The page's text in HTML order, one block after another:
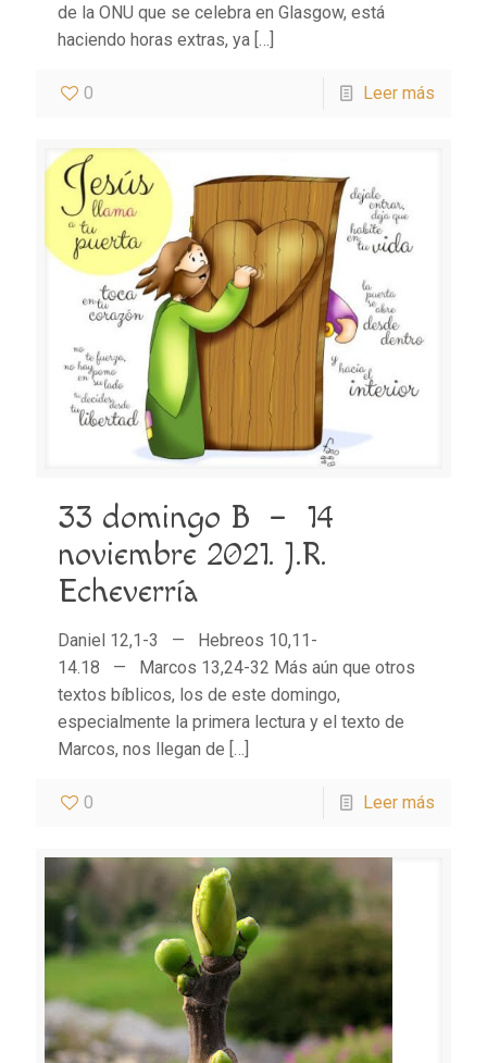
de la ONU que se celebra en Glasgow, está
haciendo horas extras, ya […]
0 Leer más
33 domingo B – 14
noviembre 2021. J.R.
Echeverría
Daniel 12,1-3 — Hebreos 10,11-
14.18 — Marcos 13,24-32 Más aún que otros
textos bíblicos, los de este domingo,
especialmente la primera lectura y el texto de
Marcos, nos llegan de […]
0 Leer más